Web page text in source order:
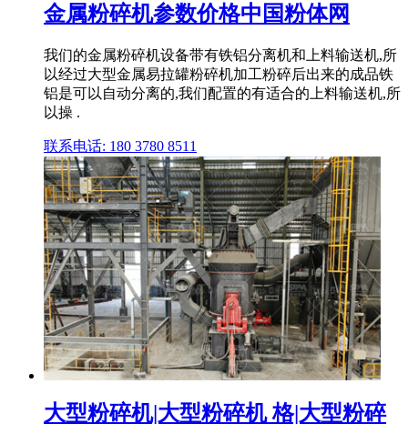
金属粉碎机参数价格中国粉体网
我们的金属粉碎机设备带有铁铝分离机和上料输送机,所
以经过大型金属易拉罐粉碎机加工粉碎后出来的成品铁
铝是可以自动分离的,我们配置的有适合的上料输送机,所
以操 .
联系电话: 180 3780 8511
大型粉碎机|大型粉碎机 格|大型粉碎